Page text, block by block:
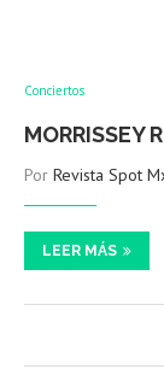
Conciertos
MORRISSEY
Por Revista Spot
LEER MÁS